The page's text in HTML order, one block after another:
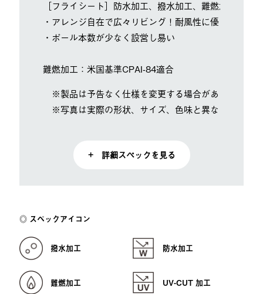
［フライシート］防水加工、撥水加工、難燃加工、
・アレンジ自在で広々リビング！耐風性に優れたヘキ
・ポール本数が少なく設営し易い
難燃加工：米国基準CPAI-84適合
※製品は予告なく仕様を変更する場合があります。
※写真は実際の形状、サイズ、色味と異なる場合が
+ 詳細スペックを見る
スペックアイコン
撥水加工 防水加工
難燃加工 UV-CUT 加工